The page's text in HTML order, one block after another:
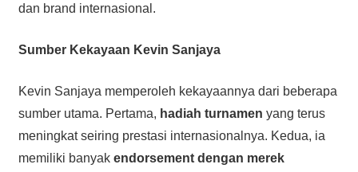
dan brand internasional.
Sumber Kekayaan Kevin Sanjaya
Kevin Sanjaya memperoleh kekayaannya dari beberapa
sumber utama. Pertama, hadiah turnamen yang terus
meningkat seiring prestasi internasionalnya. Kedua, ia
memiliki banyak endorsement dengan merek